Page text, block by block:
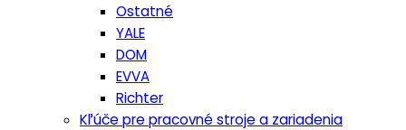
Ostatné
YALE
DOM
EVVA
Richter
Kľúče pre pracovné stroje a zariadenia